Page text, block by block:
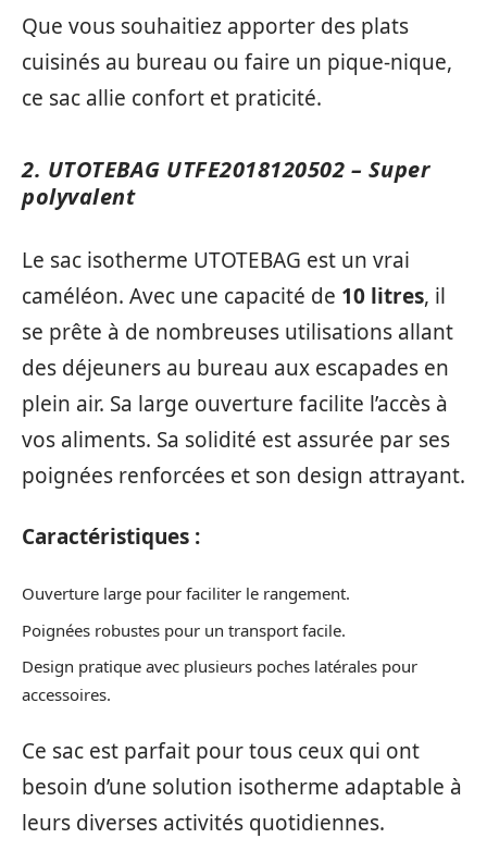
Que vous souhaitiez apporter des plats
cuisinés au bureau ou faire un pique-nique,
ce sac allie confort et praticité.
2. UTOTEBAG UTFE2018120502 – Super
polyvalent
Le sac isotherme UTOTEBAG est un vrai
caméléon. Avec une capacité de 10 litres, il
se prête à de nombreuses utilisations allant
des déjeuners au bureau aux escapades en
plein air. Sa large ouverture facilite l’accès à
vos aliments. Sa solidité est assurée par ses
poignées renforcées et son design attrayant.
Caractéristiques :
Ouverture large pour faciliter le rangement.
Poignées robustes pour un transport facile.
Design pratique avec plusieurs poches latérales pour
accessoires.
Ce sac est parfait pour tous ceux qui ont
besoin d’une solution isotherme adaptable à
leurs diverses activités quotidiennes.